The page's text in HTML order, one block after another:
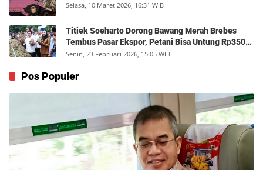
Selasa, 10 Maret 2026, 16:31 WIB
Titiek Soeharto Dorong Bawang Merah Brebes
Tembus Pasar Ekspor, Petani Bisa Untung Rp350
Juta per Hektare
Senin, 23 Februari 2026, 15:05 WIB
Pos Populer